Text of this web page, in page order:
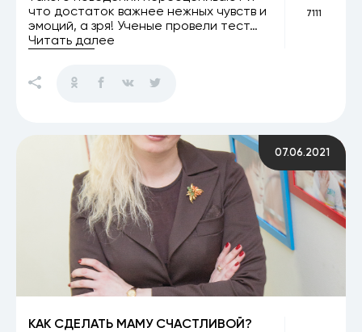
что достаток важнее нежных чувств и
эмоций, а зря! Ученые провели тест…
Читать далее
7111
07.06.2021
КАК СДЕЛАТЬ МАМУ СЧАСТЛИВОЙ?